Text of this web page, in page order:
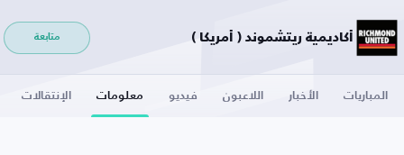
أكاديمية ريتشموند ( أمريكا ) متابعة
المباريات الأخبار اللاعبون فيديو معلومات الإنتقالات